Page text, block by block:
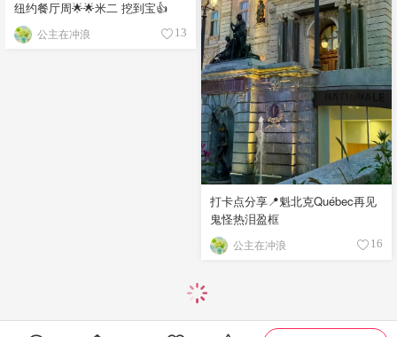
纽约餐厅周🌟🌟米二 挖到宝👍
公主在冲浪 13
打卡点分享📍魁北克Québec再见
鬼怪热泪盈框
公主在冲浪 16